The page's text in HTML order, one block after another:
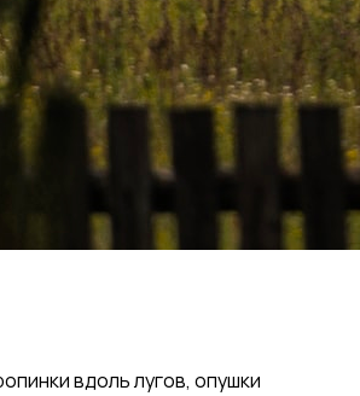
вдоль лугов, опушки